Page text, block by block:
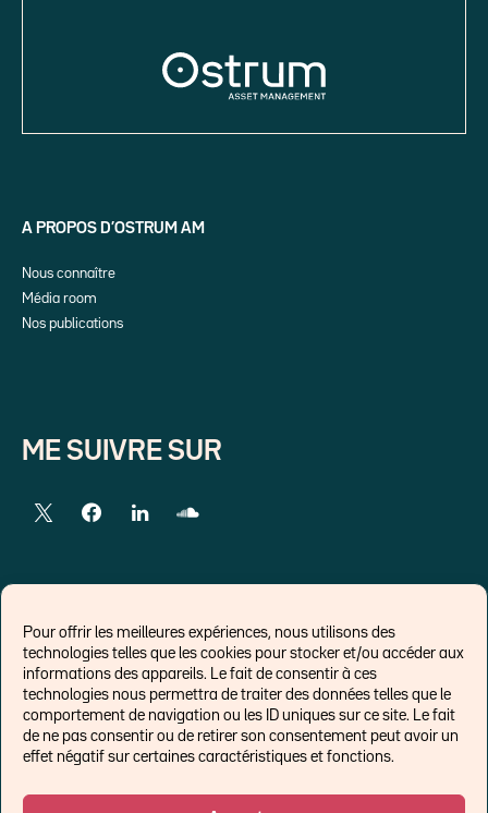
Pour offrir les meilleures expériences, nous utilisons des
technologies telles que les cookies pour stocker et/ou accéder aux
informations des appareils. Le fait de consentir à ces
technologies nous permettra de traiter des données telles que le
comportement de navigation ou les ID uniques sur ce site. Le fait
de ne pas consentir ou de retirer son consentement peut avoir un
effet négatif sur certaines caractéristiques et fonctions.
A PROPOS D’OSTRUM AM
Nous connaître
Média room
Nos publications
ME SUIVRE SUR
LIENS EXTERNES
Chroniques pour Forbes
Economistes
Think tank
Politique de cookies (UE)